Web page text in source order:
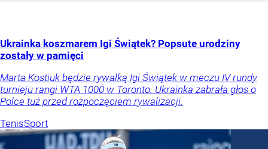
Ukrainka koszmarem Igi Świątek? Popsute urodziny
zostały w pamięci
Marta Kostiuk będzie rywalką Igi Świątek w meczu IV rundy
turnieju rangi WTA 1000 w Toronto. Ukrainka zabrała głos o
Polce tuż przed rozpoczęciem rywalizacji.
TenisSport